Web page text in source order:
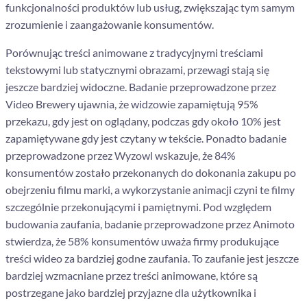
funkcjonalności produktów lub usług, zwiększając tym samym
zrozumienie i zaangażowanie konsumentów.
Porównując treści animowane z tradycyjnymi treściami
tekstowymi lub statycznymi obrazami, przewagi stają się
jeszcze bardziej widoczne. Badanie przeprowadzone przez
Video Brewery ujawnia, że widzowie zapamiętują 95%
przekazu, gdy jest on oglądany, podczas gdy około 10% jest
zapamiętywane gdy jest czytany w tekście. Ponadto badanie
przeprowadzone przez Wyzowl wskazuje, że 84%
konsumentów zostało przekonanych do dokonania zakupu po
obejrzeniu filmu marki, a wykorzystanie animacji czyni te filmy
szczególnie przekonującymi i pamiętnymi. Pod względem
budowania zaufania, badanie przeprowadzone przez Animoto
stwierdza, że 58% konsumentów uważa firmy produkujące
treści wideo za bardziej godne zaufania. To zaufanie jest jeszcze
bardziej wzmacniane przez treści animowane, które są
postrzegane jako bardziej przyjazne dla użytkownika i